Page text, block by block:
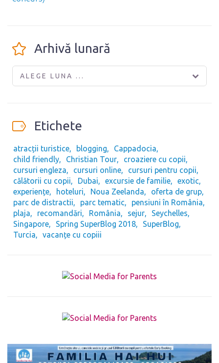
Arhivă lunară
ALEGE LUNA ...
Etichete
atracții turistice blogging
Cappadocia
child friendly
Christian Tour
croaziere cu copii
cursuri engleza
cursuri online
cursuri pentru copii
călătorii cu copii
Dubai excursie de familie
exotic
experiențe
hoteluri Noua Zeelanda
oferta de grup
parc de distractii
parc tematic
pensiuni în România
plaja
recomandări România sejur
Seychelles
Singapore
Spring SuperBlog 2018
SuperBlog
Turcia
vacanțe cu copiii
The form you have selected does not exist.